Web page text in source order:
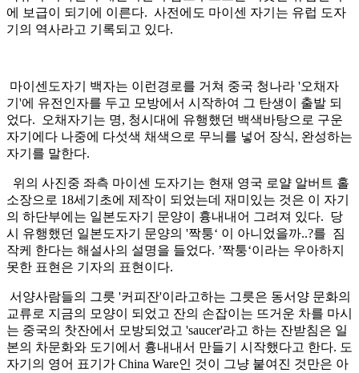
에 보급이 되기에 이른다. 사전에도 마이센 자기는 유럽 도자
기의 역사라고 기록되고 있다.
마이센도자기 백자는 이런경로를 거쳐 중국 청나라 '오채자
기'에 유전인자를 두고 모방에서 시작하여 그 탄생이 출발 되
었다. 오채자기는 명, 청시대에 유행했던 백색바탕으로 구운
자기에다 나중에 다섯색 채색으로 무늬를 넣어 장식, 완성하는
자기를 말한다.
위의 사진중 좌측 마이센 도자기는 현재 영국 로얄 알버트 홀
소장으로 18세기초에 제작이 되었는데 재미있는 것은 이 자기
의 하단부에는 일본도자기 문양이 흉내내어 그려져 있다. 당
시 유행했던 일본도자기 문양의 '짝퉁‘ 이 아니었을까..?를 짐
작케 한다는 해설사의 설명을 들었다. ’짝퉁‘이라는 우아하지
못한 표현은 기자의 표현이다.
서양사람들의 그릇 '커피잔'이라고하는 그릇은 동서양 문화의
교류로 지금의 모양이 되었고 잔의 손잡이는 뜨거운 차를 마시
는 중국의 찻잔에서 모방되었고 'saucer'라고 하는 잔받침은 일
본의 차문화와 도기에서 흉내내서 만들기 시작했다고 한다. 도
자기의 영어 표기가 China Ware인 것이 그냥 붙여진 것만은 아